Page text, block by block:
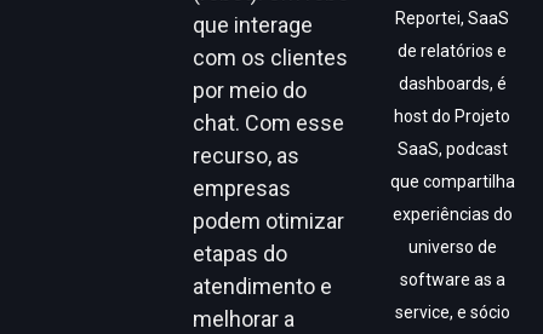
que interage
com os clientes
por meio do
chat. Com esse
recurso, as
empresas
podem otimizar
etapas do
atendimento e
melhorar a
Reportei, SaaS
de relatórios e
dashboards, é
host do Projeto
SaaS, podcast
que compartilha
experiências do
universo de
software as a
service, e sócio